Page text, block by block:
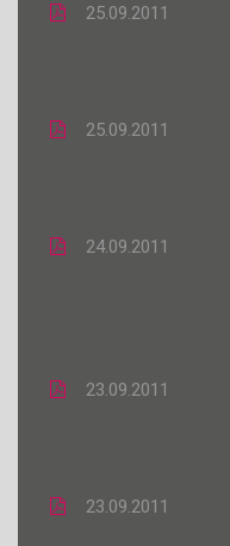
25.09.2011
25.09.2011
24.09.2011
23.09.2011
23.09.2011